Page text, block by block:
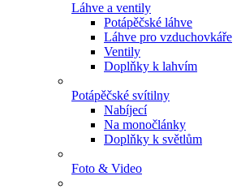
Láhve a ventily
Potápěčské láhve
Láhve pro vzduchovkáře
Ventily
Doplňky k lahvím
Potápěčské svítilny
Nabíjecí
Na monočlánky
Doplňky k světlům
Foto & Video